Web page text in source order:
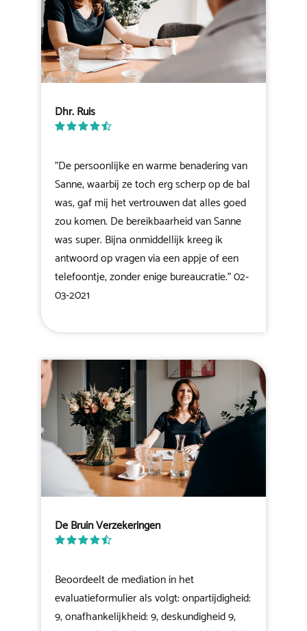
Dhr. Ruis
"De persoonlijke en warme benadering van
Sanne, waarbij ze toch erg scherp op de bal
was, gaf mij het vertrouwen dat alles goed
zou komen. De bereikbaarheid van Sanne
was super. Bijna onmiddellijk kreeg ik
antwoord op vragen via een appje of een
telefoontje, zonder enige bureaucratie." 02-
03-2021
De Bruin Verzekeringen
Beoordeelt de mediation in het
evaluatieformulier als volgt: onpartijdigheid:
9, onafhankelijkheid: 9, deskundigheid 9,